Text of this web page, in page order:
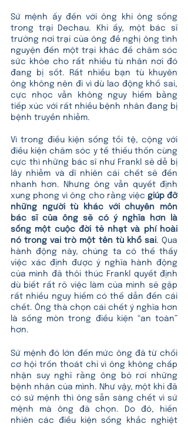
Sứ mệnh ấy đến với ông khi ông sống
trong trại Dechau. Khi ấy, một bác sĩ
trưởng nơi trại của ông đề nghị ông tình
nguyện đến một trại khác để chăm sóc
sức khỏe cho rất nhiều tù nhân nơi đó
đang bị sốt. Rất nhiều bạn tù khuyên
ông không nên đi vì dù lao động khổ sai,
cực nhọc vẫn không nguy hiểm bằng
tiếp xúc với rất nhiều bệnh nhân đang bị
bệnh truyền nhiễm.
Vì trong điều kiện sống tồi tệ, cộng với
điều kiện chăm sóc y tế thiếu thốn cùng
cực thì những bác sĩ như Frankl sẽ dễ bị
lây nhiễm và dĩ nhiên cái chết sẽ đến
nhanh hơn. Nhưng ông vẫn quyết định
xung phong vì ông cho rằng việc giúp đỡ
những người tù khác với chuyên môn
bác sĩ của ông sẽ có ý nghĩa hơn là
sống một cuộc đời tẻ nhạt và phí hoài
nó trong vai trò một tên tù khổ sai. Qua
hành động này, chúng ta có thể thấy
việc xác định được ý nghĩa hành động
của mình đã thôi thúc Frankl quyết định
dù biết rất rõ việc làm của mình sẽ gặp
rất nhiều nguy hiểm có thể dẫn đến cái
chết. Ông thà chọn cái chết ý nghĩa hơn
là sống mòn trong điều kiện “an toàn”
hơn.
Sứ mệnh đó lớn đến mức ông đã từ chối
cơ hội trốn thoát chỉ vì ông không chấp
nhận suy nghĩ rằng ông bỏ rơi những
bệnh nhân của mình. Như vậy, một khi đã
có sứ mệnh thì ông sẵn sàng chết vì sứ
mệnh mà ông đã chọn. Do đó, hiển
nhiên các điều kiện sống khắc nghiệt